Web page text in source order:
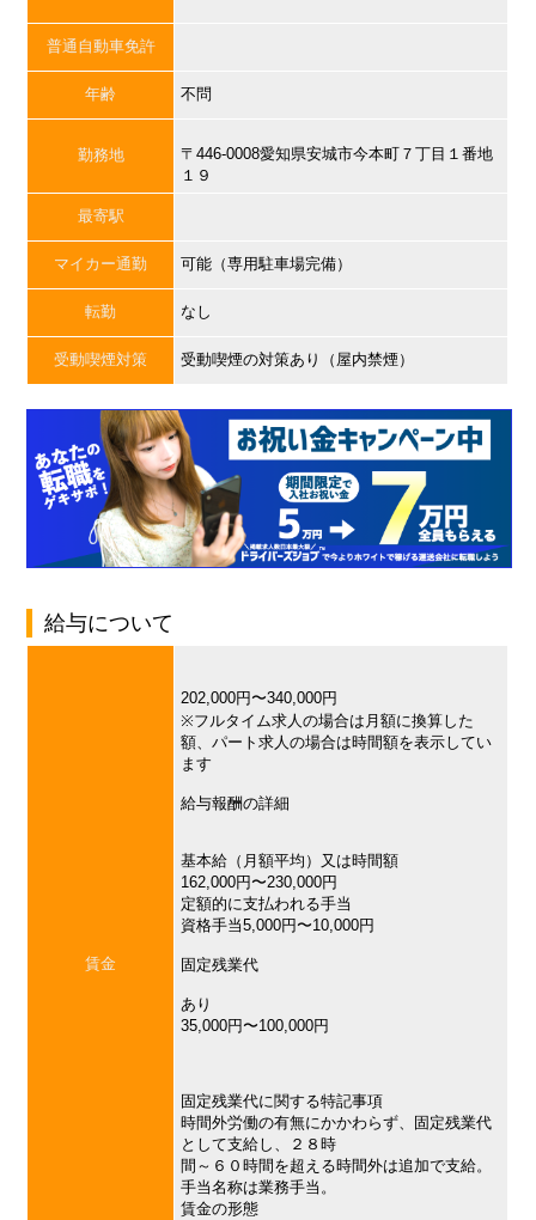
普通自動車免許
年齢 不問
勤務地
〒446-0008愛知県安城市今本町７丁目１番地
１９
最寄駅
マイカー通勤 可能（専用駐車場完備）
転勤 なし
受動喫煙対策 受動喫煙の対策あり（屋内禁煙）
給与について
賃金
202,000円〜340,000円
※フルタイム求人の場合は月額に換算した
額、パート求人の場合は時間額を表示してい
ます
給与報酬の詳細
基本給（月額平均）又は時間額
162,000円〜230,000円
定額的に支払われる手当
資格手当5,000円〜10,000円
固定残業代
あり
35,000円〜100,000円
固定残業代に関する特記事項
時間外労働の有無にかかわらず、固定残業代
として支給し、２８時
間～６０時間を超える時間外は追加で支給。
手当名称は業務手当。
賃金の形態